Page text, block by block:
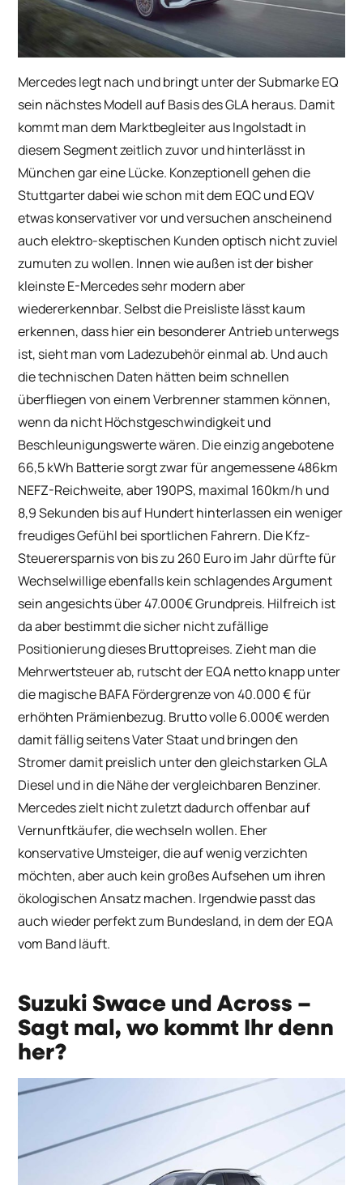
Mercedes legt nach und bringt unter der Submarke EQ
sein nächstes Modell auf Basis des GLA heraus. Damit
kommt man dem Marktbegleiter aus Ingolstadt in
diesem Segment zeitlich zuvor und hinterlässt in
München gar eine Lücke. Konzeptionell gehen die
Stuttgarter dabei wie schon mit dem EQC und EQV
etwas konservativer vor und versuchen anscheinend
auch elektro-skeptischen Kunden optisch nicht zuviel
zumuten zu wollen. Innen wie außen ist der bisher
kleinste E-Mercedes sehr modern aber
wiedererkennbar. Selbst die Preisliste lässt kaum
erkennen, dass hier ein besonderer Antrieb unterwegs
ist, sieht man vom Ladezubehör einmal ab. Und auch
die technischen Daten hätten beim schnellen
überfliegen von einem Verbrenner stammen können,
wenn da nicht Höchstgeschwindigkeit und
Beschleunigungswerte wären. Die einzig angebotene
66,5 kWh Batterie sorgt zwar für angemessene 486km
NEFZ-Reichweite, aber 190PS, maximal 160km/h und
8,9 Sekunden bis auf Hundert hinterlassen ein weniger
freudiges Gefühl bei sportlichen Fahrern. Die Kfz-
Steuerersparnis von bis zu 260 Euro im Jahr dürfte für
Wechselwillige ebenfalls kein schlagendes Argument
sein angesichts über 47.000€ Grundpreis. Hilfreich ist
da aber bestimmt die sicher nicht zufällige
Positionierung dieses Bruttopreises. Zieht man die
Mehrwertsteuer ab, rutscht der EQA netto knapp unter
die magische BAFA Fördergrenze von 40.000 € für
erhöhten Prämienbezug. Brutto volle 6.000€ werden
damit fällig seitens Vater Staat und bringen den
Stromer damit preislich unter den gleichstarken GLA
Diesel und in die Nähe der vergleichbaren Benziner.
Mercedes zielt nicht zuletzt dadurch offenbar auf
Vernunftkäufer, die wechseln wollen. Eher
konservative Umsteiger, die auf wenig verzichten
möchten, aber auch kein großes Aufsehen um ihren
ökologischen Ansatz machen. Irgendwie passt das
auch wieder perfekt zum Bundesland, in dem der EQA
vom Band läuft.
Suzuki Swace und Across –
Sagt mal, wo kommt Ihr denn
her?